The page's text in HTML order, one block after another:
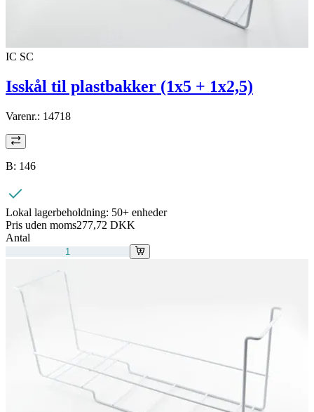
IC SC
Isskål til plastbakker (1x5 + 1x2,5)
Varenr.: 14718
B: 146
Lokal lagerbeholdning: 50+ enheder
Pris uden moms277,72 DKK
Antal